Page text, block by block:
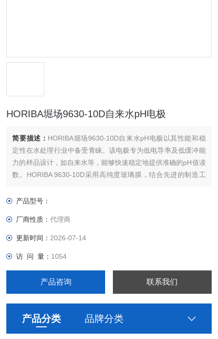
HORIBA堀场9630-10D自来水pH电极
简要描述： HORIBA堀场9630-10D自来水pH电极以其性能和稳
定性在水处理行业中备受青睐。该电极专为低电导率及低缓冲能
力的样品设计，如自来水等，能够快速稳定地提供准确的pH值读
数。HORIBA 9630-10D采用高纯度玻璃膜，结合先进的制造工
果准确可靠，能够满足各种严格的水质检测标准。
产品型号：
厂商性质：代理商
更新时间： 2026-07-14
访 问 量： 1054
产品咨询 联系我们
产品分类 品牌分类